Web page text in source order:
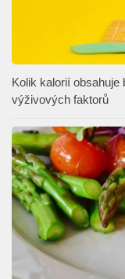
Kolik kalorií obsahuje
výživových faktorů